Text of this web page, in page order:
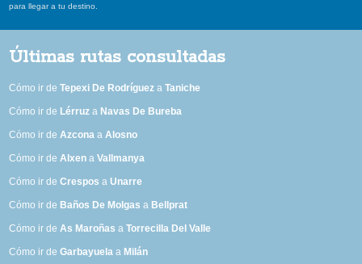
para llegar a tu destino.
Últimas rutas consultadas
Cómo ir deTepexi De Rodríguez aTaniche
Cómo ir de Lérruz a Navas De Bureba
Cómo ir deAzcona aAlosno
Cómo ir deAlxen aVallmanya
Cómo ir deCrespos aUnarre
Cómo ir de Baños De Molgas a Bellprat
Cómo ir deAs Maroñas aTorrecilla Del Valle
Cómo ir deGarbayuela a Milán